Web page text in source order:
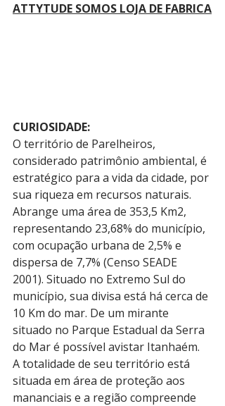
ATTYTUDE SOMOS LOJA DE FABRICA
CURIOSIDADE:
O território de Parelheiros,
considerado patrimônio ambiental, é
estratégico para a vida da cidade, por
sua riqueza em recursos naturais.
Abrange uma área de 353,5 Km2,
representando 23,68% do município,
com ocupação urbana de 2,5% e
dispersa de 7,7% (Censo SEADE
2001). Situado no Extremo Sul do
município, sua divisa está há cerca de
10 Km do mar. De um mirante
situado no Parque Estadual da Serra
do Mar é possível avistar Itanhaém.
A totalidade de seu território está
situada em área de proteção aos
mananciais e a região compreende